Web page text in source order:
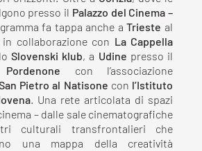
presso il
Palazzo del Cinema –
fa tappa anche a Trieste al
in collaborazione con
La Cappella
Slovenski klub, a Udine presso il
Pordenone con l’associazione
Pietro al Natisone con l’Istituto
. Una rete articolata di spazi
– dalle sale cinematografiche
culturali transfrontalieri che
una mappa della creatività